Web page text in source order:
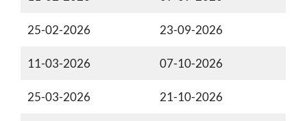
25-02-2026 23-09-2026
11-03-2026 07-10-2026
25-03-2026 21-10-2026